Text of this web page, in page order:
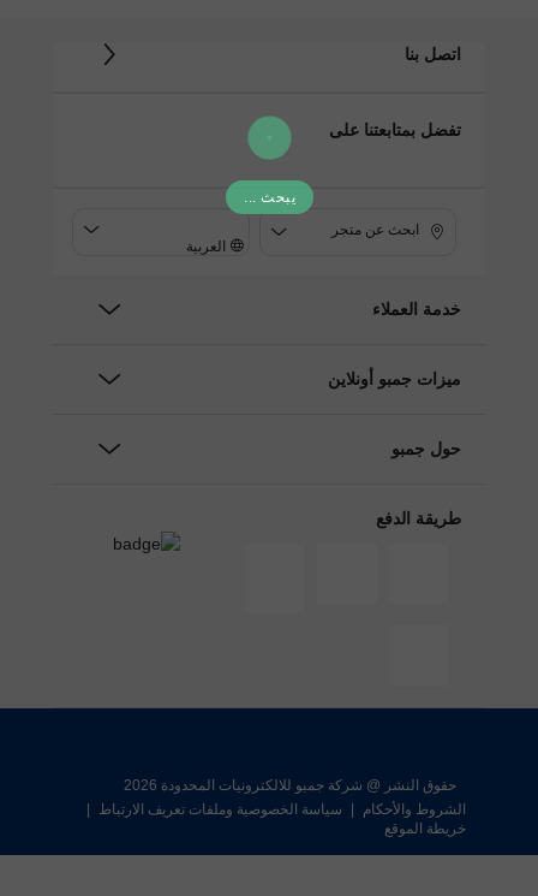
يبحث ...
اتصل بنا
تفضل بمتابعتنا على
ابحث عن متجر
العربية
خدمة العملاء
ميزات جمبو أونلاين
حول جمبو
طريقة الدفع
حقوق النشر @ شركة جمبو للالكترونيات المحدودة 2026
الشروط والأحكام
سياسة الخصوصية وملفات تعريف الارتباط
خريطة الموقع